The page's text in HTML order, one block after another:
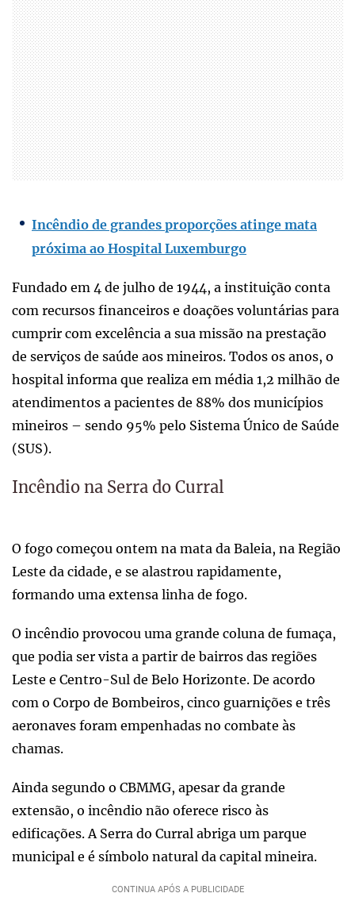
Incêndio de grandes proporções atinge mata
próxima ao Hospital Luxemburgo
Fundado em 4 de julho de 1944, a instituição conta
com recursos financeiros e doações voluntárias para
cumprir com excelência a sua missão na prestação
de serviços de saúde aos mineiros. Todos os anos, o
hospital informa que realiza em média 1,2 milhão de
atendimentos a pacientes de 88% dos municípios
mineiros – sendo 95% pelo Sistema Único de Saúde
(SUS).
Incêndio na Serra do Curral
O fogo começou ontem na mata da Baleia, na Região
Leste da cidade, e se alastrou rapidamente,
formando uma extensa linha de fogo.
O incêndio provocou uma grande coluna de fumaça,
que podia ser vista a partir de bairros das regiões
Leste e Centro-Sul de Belo Horizonte. De acordo
com o Corpo de Bombeiros, cinco guarnições e três
aeronaves foram empenhadas no combate às
chamas.
Ainda segundo o CBMMG, apesar da grande
extensão, o incêndio não oferece risco às
edificações. A Serra do Curral abriga um parque
municipal e é símbolo natural da capital mineira.